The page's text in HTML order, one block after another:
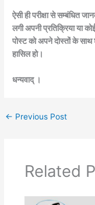
ऐसी ही परीक्षा से सम्बंधित
लगी अपनी प्रतिक्रिया या
पोस्ट को अपने दोस्तों के
हासिल हो।
धन्यवाद् ।
← Previous Post
Related